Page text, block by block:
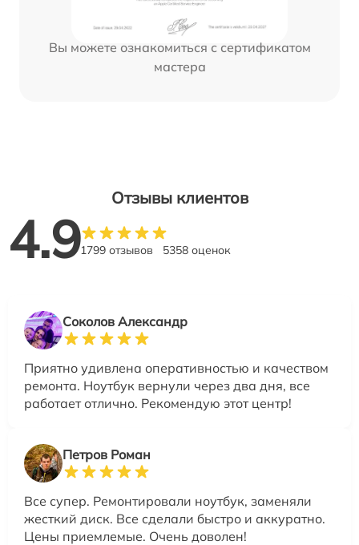
Вы можете ознакомиться с сертификатом
мастера
Отзывы клиентов
4.91799 отзывов 5358 оценок
Соколов Александр
Приятно удивлена оперативностью и качеством
ремонта. Ноутбук вернули через два дня, все
работает отлично. Рекомендую этот центр!
Петров Роман
Все супер. Ремонтировали ноутбук, заменяли
жесткий диск. Все сделали быстро и аккуратно.
Цены приемлемые. Очень доволен!